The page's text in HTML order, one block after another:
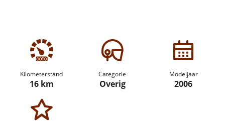
Kilometerstand
16 km
Categorie
Overig
Modeljaar
2006